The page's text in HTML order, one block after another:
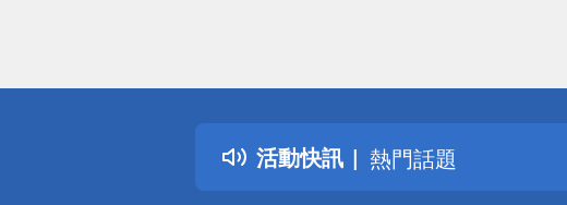
活動快訊
詐騙網頁！請小心！
得獎公告
熱門話題
銀行優惠